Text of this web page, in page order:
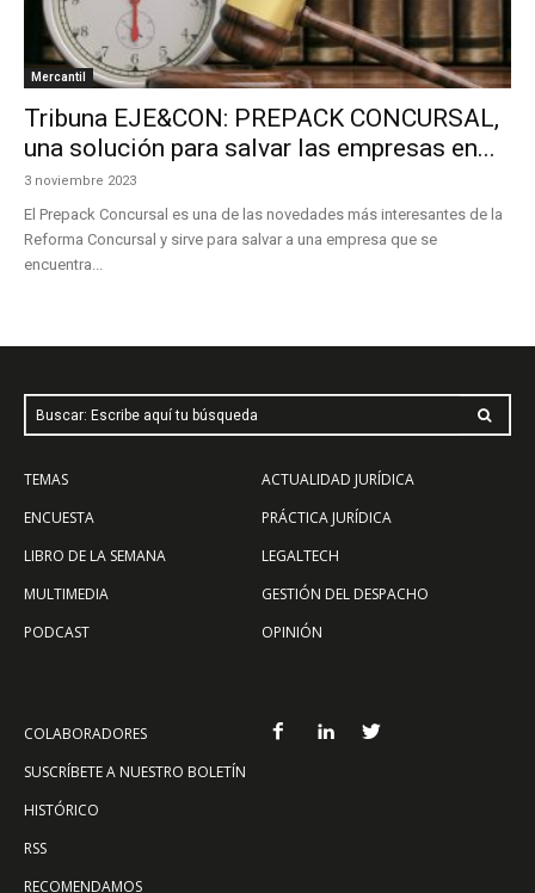
Mercantil
Tribuna EJE&CON: PREPACK CONCURSAL,
una solución para salvar las empresas en...
3 noviembre 2023
El Prepack Concursal es una de las novedades más interesantes de la
Reforma Concursal y sirve para salvar a una empresa que se
encuentra...
Buscar: Escribe aquí tu búsqueda
TEMAS
ENCUESTA
LIBRO DE LA SEMANA
MULTIMEDIA
PODCAST
ACTUALIDAD JURÍDICA
PRÁCTICA JURÍDICA
LEGALTECH
GESTIÓN DEL DESPACHO
OPINIÓN
COLABORADORES
SUSCRÍBETE A NUESTRO BOLETÍN
HISTÓRICO
RSS
RECOMENDAMOS